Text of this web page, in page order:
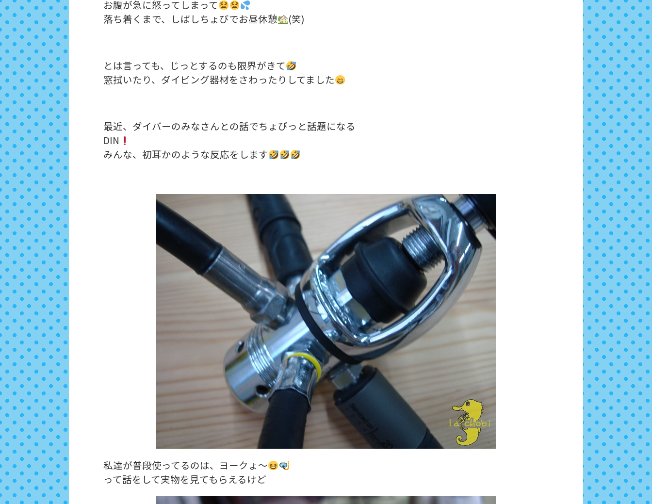
お腹が急に怒ってしまって
落ち着くまで、しばしちょびでお昼休憩
(笑)
とは言っても、じっとするのも限界がきて
窓拭いたり、ダイビング器材をさわったりしてました
最近、ダイバーのみなさんとの話でちょびっと話題になる
DIN
みんな、初耳かのような反応をします
私達が普段使ってるのは、ヨークょ～
って話をして実物を見てもらえるけど